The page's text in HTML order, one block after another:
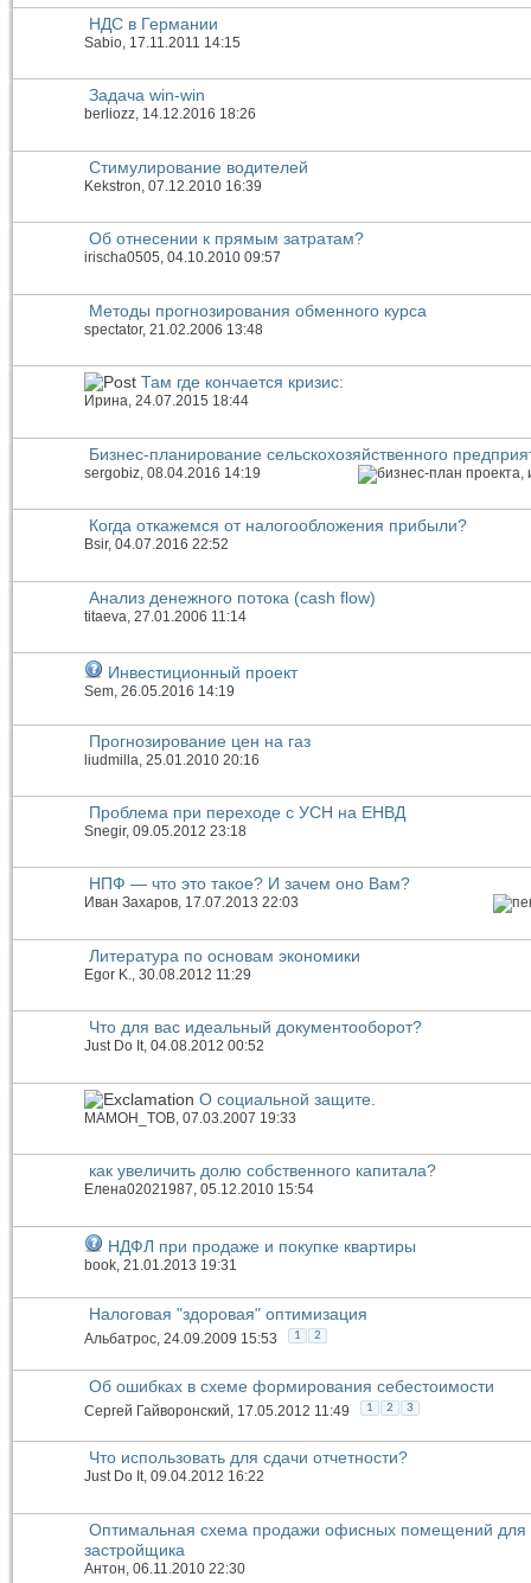
НДС в Германии
Sabio, 17.11.2011 14:15
Задача win-win
berliozz, 14.12.2016 18:26
Стимулирование водителей
Kekstron , 07.12.2010 16:39
Об отнесении к прямым затратам?
irischa0505, 04.10.2010 09:57
Методы прогнозирования обменного курса
spectator, 21.02.2006 13:48
Там где кончается кризис:
Иринa, 24.07.2015 18:44
Бизнес-планирование сельскохозяйственного
sergobiz , 08.04.2016 14:19
Когда откажемся от налогообложения прибыли?
Bsir, 04.07.2016 22:52
Анализ денежного потока (cash flow)
titaeva , 27.01.2006 11:14
Инвестиционный проект
Sem, 26.05.2016 14:19
Прогнозирование цен на газ
liudmilla , 25.01.2010 20:16
Проблема при переходе с УСН на ЕНВД
Snegir, 09.05.2012 23:18
НПФ — что это такое? И зачем оно Вам?
Иван Захаров, 17.07.2013 22:03
Литература по основам экономики
Egor K., 30.08.2012 11:29
Что для вас идеальный документооборот?
Just Do It, 04.08.2012 00:52
О социальной защите.
МAMOH_TOB, 07.03.2007 19:33
как увеличить долю собственного капитала?
Елена02021987, 05.12.2010 15:54
НДФЛ при продаже и покупке квартиры
book, 21.01.2013 19:31
Налоговая "здоровая" оптимизация
Альбатрос, 24.09.2009 15:53 1 2
Об ошибках в схеме формирования себестоимости
Сергей Гайворонский , 17.05.2012 11:49 1 2 3
Что использовать для сдачи отчетности?
Just Do It, 09.04.2012 16:22
Оптимальная схема продажи офисных помещений для
застройщика
Антон , 06.11.2010 22:30